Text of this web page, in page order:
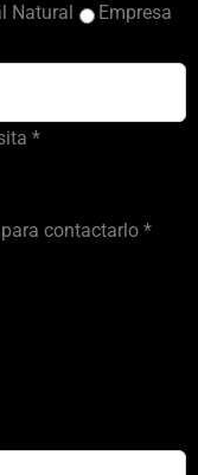
Natural
Empresa
*
contactarlo *